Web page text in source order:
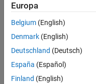
Europa
Belgium (English)
Denmark (English)
Deutschland (Deutsch)
España (Español)
Finland (English)
Trust Center
Datendiebstahl verhindern
© 1994-2026 The